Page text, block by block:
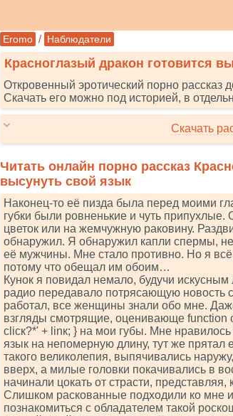
Eromo / Наблюдатели
Красноглазый дракон готовится
Откровенный эротический порно рассказ
Скачать его можно под историей, в
Скачать
Читать онлайн порно рассказ
высунуть свой язык
Наконец-то её пизда была перед моими
губки были ровненькие и чуть
цветок или на жемчужную раковину.
обнаружил. Я обнаружил капли спермы,
её мужчины. Мне стало противно. Но я всё
потому что обещал им обоим…
Кунок я повидал немало, будучи
радио передавало потрясающую новость
работал, все женщины знали обо мне.
взгляды смотрящие, оценивающе funсtiоn
сliск?*' + linк; } на мои губы. Мне
язык на непомерную длину, тут же прятал
такого великолепия, выпячивались
вверх, а милые головки покачивались в
начинали цокать от страсти, представляя,
Слишком раскованные подходили ко мне
познакомиться с обладателем такой